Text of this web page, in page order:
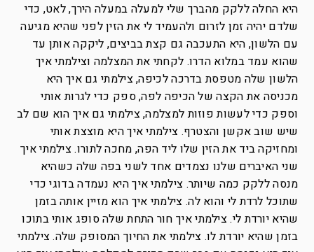
היא החלה ללקק מהברך שלי למעלה במעלה הירך, לאט, כדי
שלדם יהיה זמן לזרום ולהעמיד לי את הזין לפני שהיא מגיעה
עם הלשון, היא התעכבה גם קצת בביצים, ליקקה אותן עד
שהוא עמד במלוא הדרו. לקחתי את המצלמה וצילמתי איך
הלשון שלה מטפסת בדרכה לכיפה, צילמתי גם איך היא
מכניסה את הקצה של הכיפה לפה, ספק כדי לגרות אותי
וספק כדי לעשות פוזות למצלמה, צילמתי גם איך הוא שם לב
שיש שוב אקשן והצטרף. צילמתי איך היא מוצצת אותי
ומחזיקה ביד את הזין שלו ליד הפה, מחכה לתורו. צילמתי איך
שני האיברים שלנו נצמדים אחד לשני בפה שלה כשהיא
מנסה ללקק כמה שיותר. צילמתי איך היא נעמדה בדוגי כדי
שתוכל לרדת לי והוא לה. צילמתי איך הוא מזיין אותה בזמן
שהיא יורדת לי. צילמתי איך חור התחת שלה סופג אותי בתוכו
בזמן שהיא יורדת לו. צילמתי את החיוך המסופק שלה. צילמתי